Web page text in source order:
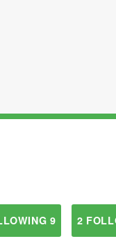
9 2